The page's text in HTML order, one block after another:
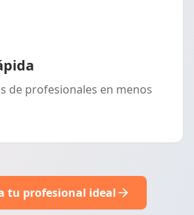
de profesionales en menos
tu profesional ideal